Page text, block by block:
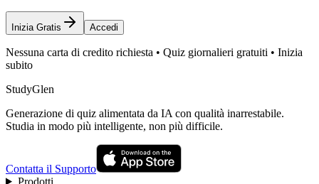
Inizia Gratis Accedi
Nessuna carta di credito richiesta • Quiz giornalieri gratuiti • Inizia
subito
StudyGlen
Generazione di quiz alimentata da IA con qualità inarrestabile.
Studia in modo più intelligente, non più difficile.
Contatta il Supporto
Prodotti